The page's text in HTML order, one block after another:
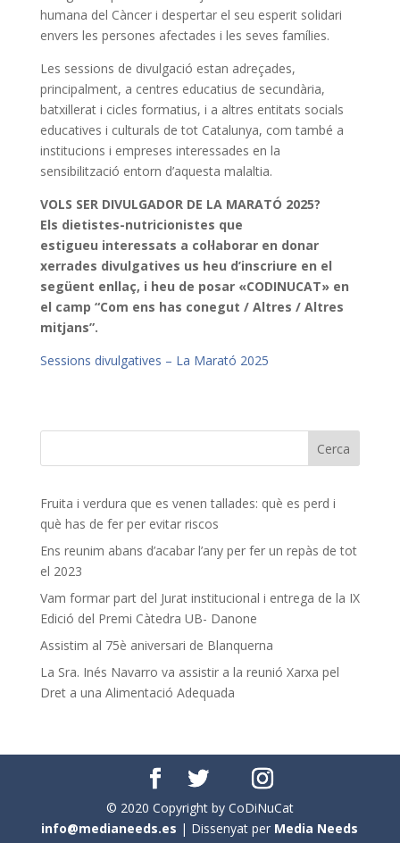
humana del Càncer i despertar el seu esperit solidari
envers les persones afectades i les seves famílies.
Les sessions de divulgació estan adreçades,
principalment, a centres educatius de secundària,
batxillerat i cicles formatius, i a altres entitats socials
educatives i culturals de tot Catalunya, com també a
institucions i empreses interessades en la
sensibilització entorn d’aquesta malaltia.
VOLS SER DIVULGADOR DE LA MARATÓ 2025?
Els dietistes-nutricionistes que
estigueu interessats a col·laborar en donar
xerrades divulgatives us heu d’inscriure en el
següent enllaç, i heu de posar «CODINUCAT» en
el camp “Com ens has conegut / Altres / Altres
mitjans”.
Sessions divulgatives – La Marató 2025
Fruita i verdura que es venen tallades: què es perd i
què has de fer per evitar riscos
Ens reunim abans d’acabar l’any per fer un repàs de tot
el 2023
Vam formar part del Jurat institucional i entrega de la IX
Edició del Premi Càtedra UB- Danone
Assistim al 75è aniversari de Blanquerna
La Sra. Inés Navarro va assistir a la reunió Xarxa pel
Dret a una Alimentació Adequada
© 2020 Copyright by CoDiNuCat
info@medianeeds.es | Dissenyat per Media Needs